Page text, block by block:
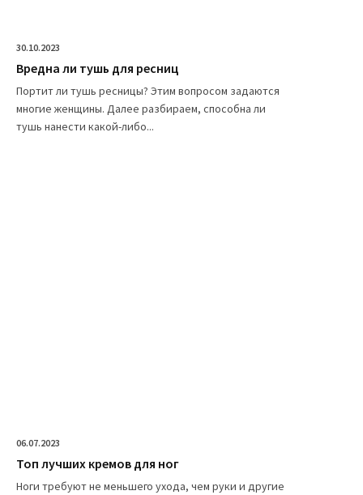
30.10.2023
Вредна ли тушь для ресниц
Портит ли тушь ресницы? Этим вопросом задаются
многие женщины. Далее разбираем, способна ли
тушь нанести какой-либо...
06.07.2023
Топ лучших кремов для ног
Ноги требуют не меньшего ухода, чем руки и другие